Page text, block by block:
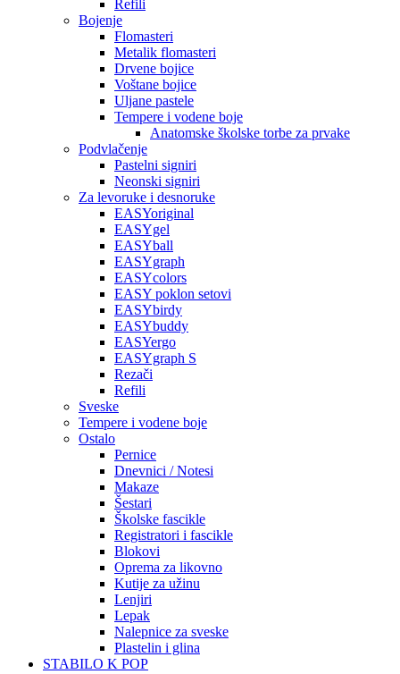
Refili
Bojenje
Flomasteri
Metalik flomasteri
Drvene bojice
Voštane bojice
Uljane pastele
Tempere i vodene boje
Anatomske školske torbe za prvake
Podvlačenje
Pastelni signiri
Neonski signiri
Za levoruke i desnoruke
EASYoriginal
EASYgel
EASYball
EASYgraph
EASYcolors
EASY poklon setovi
EASYbirdy
EASYbuddy
EASYergo
EASYgraph S
Rezači
Refili
Sveske
Tempere i vodene boje
Ostalo
Pernice
Dnevnici / Notesi
Makaze
Šestari
Školske fascikle
Registratori i fascikle
Blokovi
Oprema za likovno
Kutije za užinu
Lenjiri
Lepak
Nalepnice za sveske
Plastelin i glina
STABILO K POP